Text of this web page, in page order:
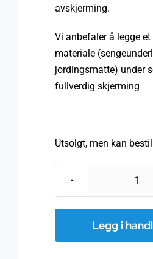
avskjerming.
Vi anbefaler å legge
materiale
jordingsmatte) under
fullverdig skjerming
Utsolgt, men kan
Legg i